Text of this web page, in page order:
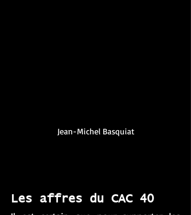
Jean-Michel Basquiat
Les affres du CAC 40